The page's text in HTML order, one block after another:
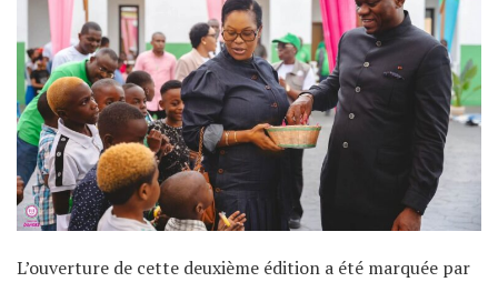
L’ouverture de cette deuxième édition a été marquée par